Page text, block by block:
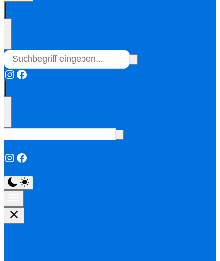
Instagram
Facebook
Instagram
Facebook